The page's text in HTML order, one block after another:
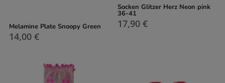
Melamine Plate Snoopy Green
14,00 €
Socken Glitzer Herz Neon pink
36-41
17,90 €